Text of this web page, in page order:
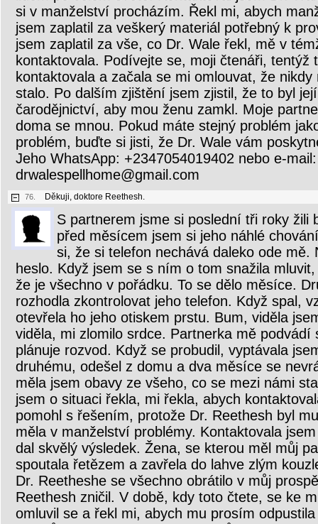
si v manželství procházím. Řekl mi, abych
jsem zaplatil za veškerý materiál potřebný k
jsem zaplatil za vše, co Dr. Wale řekl, mě v
kontaktovala. Podívejte se, moji čtenáři, tentýž
kontaktovala a začala se mi omlouvat, že
stalo. Po dalším zjištění jsem zjistil, že to byl
čarodějnictví, aby mou ženu zamkl. Moje
doma se mnou. Pokud máte stejný problém
problém, buďte si jisti, že Dr. Wale vám
Jeho WhatsApp: +2347054019402 nebo e-mail:
drwalespellhome@gmail.com
76. Děkuji, doktore Reethesh.
S partnerem jsme si poslední tři roky žili
před měsícem jsem si jeho náhlé
si, že si telefon nechává daleko ode mě.
heslo. Když jsem se s ním o tom snažila
že je všechno v pořádku. To se dělo měsíce.
rozhodla zkontrolovat jeho telefon. Když spal,
otevřela ho jeho otiskem prstu. Bum, viděla
viděla, mi zlomilo srdce. Partnerka mě podvádí
plánuje rozvod. Když se probudil, vyptávala
druhému, odešel z domu a dva měsíce se
měla jsem obavy ze všeho, co se mezi námi
jsem o situaci řekla, mi řekla, abych
pomohl s řešením, protože Dr. Reethesh byl
měla v manželství problémy. Kontaktovala
dal skvělý výsledek. Žena, se kterou měl můj
spoutala řetězem a zavřela do lahve zlým
Dr. Reetheshe se všechno obrátilo v můj
Reethesh zničil. V době, kdy toto čtete, se ke
omluvil se a řekl mi, abych mu prosím